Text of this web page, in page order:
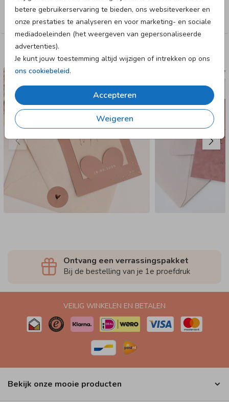
betere gebruikerservaring te bieden, ons websiteverkeer en
onze prestaties te analyseren en voor marketing- en sociale
mediadoeleinden (het weergeven van gepersonaliseerde
advertenties).
Je kunt jouw toestemming altijd wijzigen of intrekken op ons
ons cookiebeleid.
Accepteren
Weigeren
Meisje
Deze designs vind je misschien ook leuk
GEBOORTEKAARTJE
Ontvang een verrassingspakket
Bij de bestelling van je 1e proefdruk
VEILIG WINKELEN EN BETALEN
Bekijk onze mooie producten